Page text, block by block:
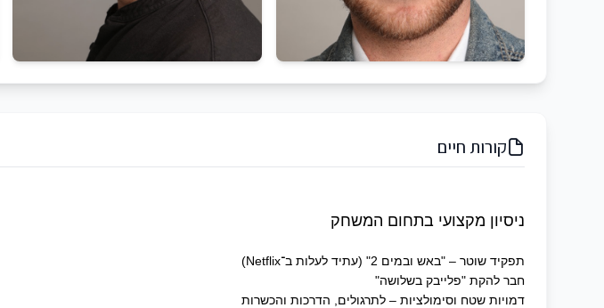
קורות חיים
ניסיון מקצועי בתחום המשחק
תפקיד שוטר – "באש ובמים 2" (עתיד לעלות ב־Netflix)
חבר להקת "פלייבק בשלושה"
דמויות שטח וסימולציות – לתרגולים, הדרכות והכשרות